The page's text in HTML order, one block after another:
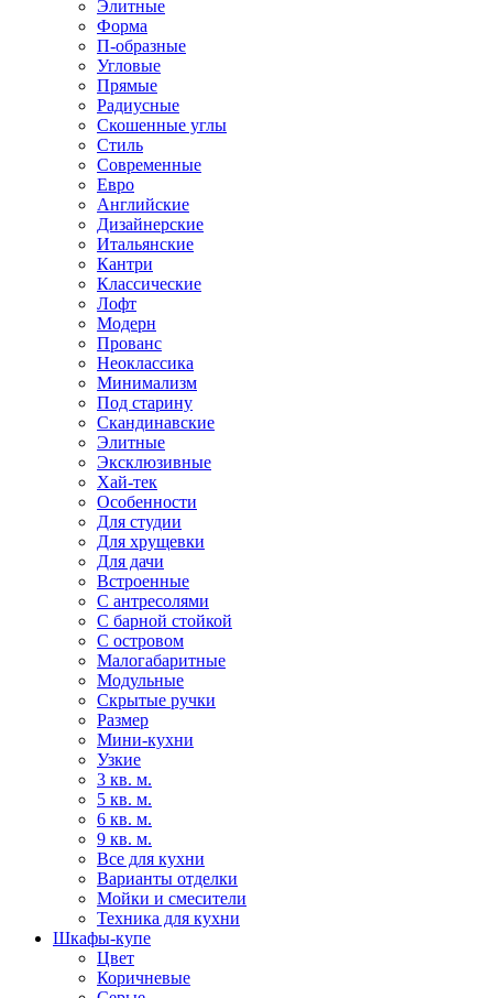
Элитные
Форма
П-образные
Угловые
Прямые
Радиусные
Скошенные углы
Стиль
Современные
Евро
Английские
Дизайнерские
Итальянские
Кантри
Классические
Лофт
Модерн
Прованс
Неоклассика
Минимализм
Под старину
Скандинавские
Элитные
Эксклюзивные
Хай-тек
Особенности
Для студии
Для хрущевки
Для дачи
Встроенные
С антресолями
С барной стойкой
С островом
Малогабаритные
Модульные
Скрытые ручки
Размер
Мини-кухни
Узкие
3 кв. м.
5 кв. м.
6 кв. м.
9 кв. м.
Все для кухни
Варианты отделки
Мойки и смесители
Техника для кухни
Шкафы-купе
Цвет
Коричневые